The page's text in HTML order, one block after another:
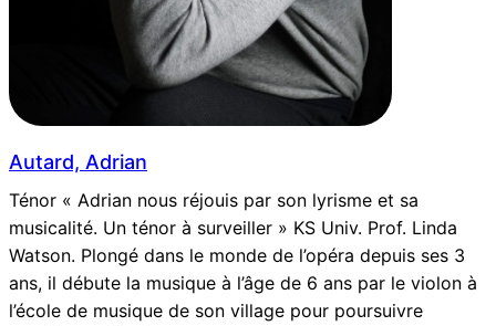
Autard, Adrian
Ténor « Adrian nous réjouis par son lyrisme et sa
musicalité. Un ténor à surveiller » KS Univ. Prof. Linda
Watson. Plongé dans le monde de l’opéra depuis ses 3
ans, il débute la musique à l’âge de 6 ans par le violon à
l’école de musique de son village pour poursuivre